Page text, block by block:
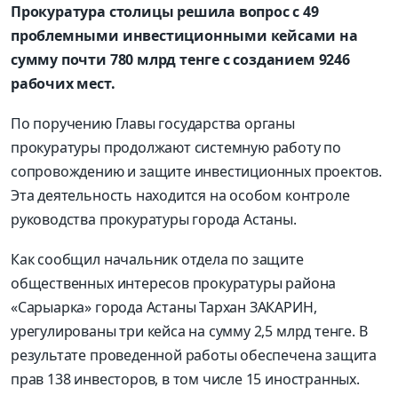
Прокуратура столицы решила вопрос с 49
проблемными инвестиционными кейсами на
сумму почти 780 млрд тенге с созданием 9246
рабочих мест.
По поручению Главы государства органы
прокуратуры продолжают системную работу по
сопровождению и защите инвестиционных проектов.
Эта деятельность находится на особом контроле
руководства прокуратуры города Астаны.
Как сообщил начальник отдела по защите
общественных интересов прокуратуры района
«Сарыарка» города Астаны Тархан ЗАКАРИН,
урегулированы три кейса на сумму 2,5 млрд тенге. В
результате проведенной работы обеспечена защита
прав 138 инвесторов, в том числе 15 иностранных.